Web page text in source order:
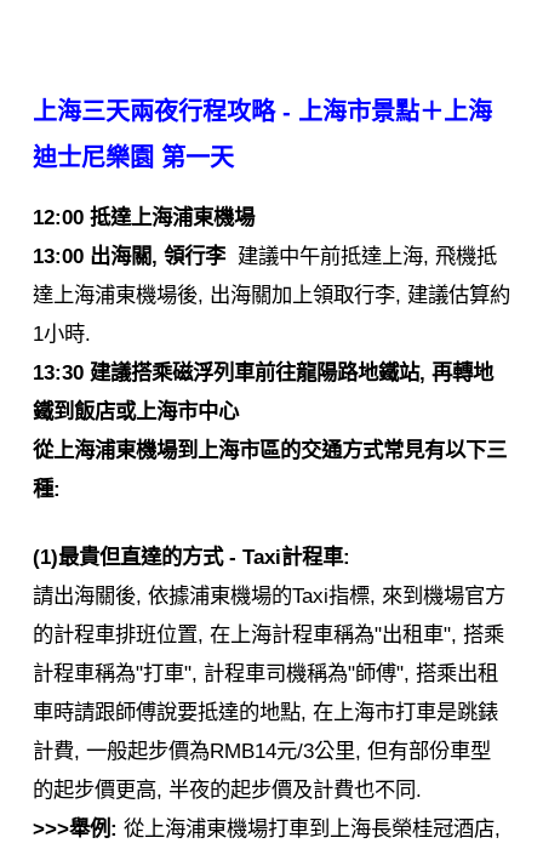
上海三天兩夜行程攻略 - 上海市景點＋上海
迪士尼樂園 第一天
12:00 抵達上海浦東機場
13:00 出海關, 領行李 建議中午前抵達上海, 飛機抵
達上海浦東機場後, 出海關加上領取行李, 建議估算約
1小時.
13:30 建議搭乘磁浮列車前往龍陽路地鐵站, 再轉地
鐵到飯店或上海市中心
從上海浦東機場到上海市區的交通方式常見有以下三
種:
(1)最貴但直達的方式 - Taxi計程車:
請出海關後, 依據浦東機場的Taxi指標, 來到機場官方
的計程車排班位置, 在上海計程車稱為"出租車", 搭乘
計程車稱為"打車", 計程車司機稱為"師傅", 搭乘出租
車時請跟師傅說要抵達的地點, 在上海市打車是跳錶
計費, 一般起步價為RMB14元/3公里, 但有部份車型
的起步價更高, 半夜的起步價及計費也不同.
>>>舉例: 從上海浦東機場打車到上海長榮桂冠酒店,